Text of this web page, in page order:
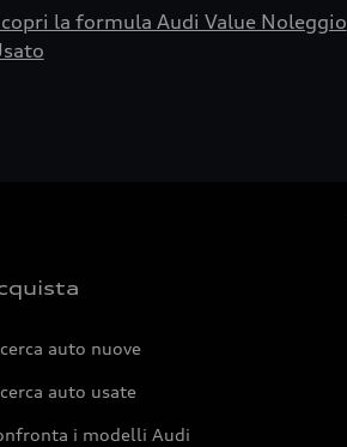
la formula Audi Value Noleggio
auto nuove
auto usate
i modelli Audi